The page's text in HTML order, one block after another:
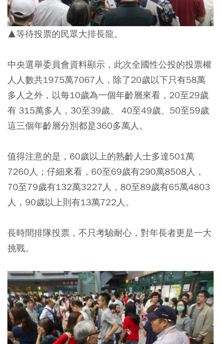
▲等待投票的民眾大排長龍。
中央選舉委員會資料顯示，此次全國性公投的投票權
人人數共1975萬7067人，除了20歲以下只有58萬
多人之外，以每10歲為一個年齡層來看，20至29歲
有 315萬多人，30至39歲、 40至49歲、50至59歲
這三個年齡層分別都是360多萬人。
值得注意的是，60歲以上的熟齡人士多達501萬
7260人；仔細來看，60至69歲有290萬8508人，
70至79歲有132萬3227人，80至89歲有65萬4803
人，90歲以上則有13萬722人。
長時間排隊投票，不只考驗耐心，對年長者更是一大
挑戰。